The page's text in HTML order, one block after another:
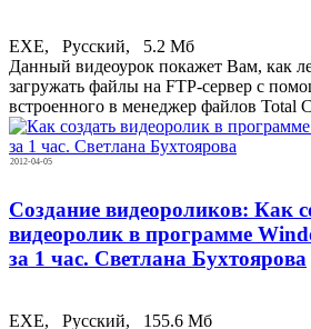
EXE, Русский,
5.2 Мб
Данный видеоурок покажет Вам, как
загружать файлы на FTP-сервер с
встроенного в менеджер файлов Total
2012-04-05
Создание видеороликов: Как
видеоролик в программе
за 1 час. Светлана Бухтоярова
EXE, Русский, 155.6 Мб